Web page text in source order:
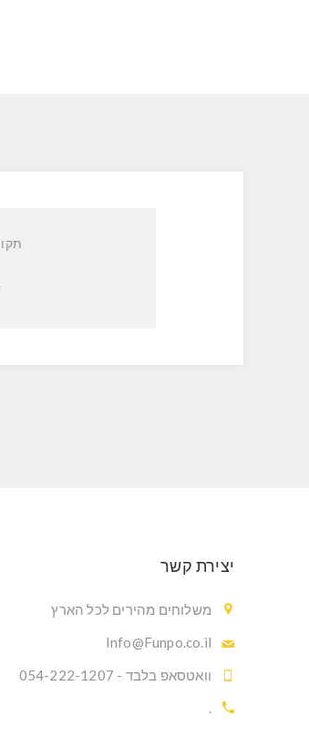
יצירת קשר
משלוחים מהירים לכל הארץ
Info@Funpo.co.il
וואטסאפ בלבד - 054-222-1207
.